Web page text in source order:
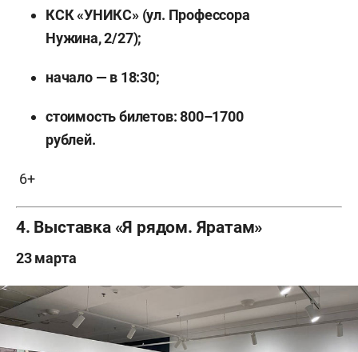
КСК «УНИКС» (ул. Профессора
Нужина, 2/27);
начало — в 18:30;
стоимость билетов: 800–1700
рублей.
6+
4. Выставка «Я рядом. Яратам»
23 марта